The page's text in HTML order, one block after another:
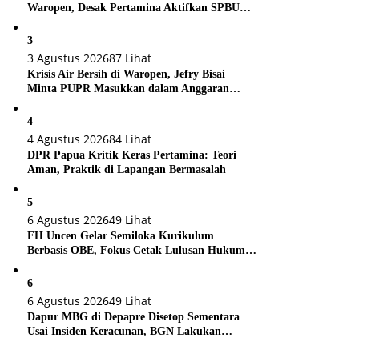
Waropen, Desak Pertamina Aktifkan SPBU
3
3 Agustus 202687 Lihat
Krisis Air Bersih di Waropen, Jefry Bisai
Minta PUPR Masukkan dalam Anggaran
4
4 Agustus 202684 Lihat
DPR Papua Kritik Keras Pertamina: Teori
Aman, Praktik di Lapangan Bermasalah
5
6 Agustus 202649 Lihat
FH Uncen Gelar Semiloka Kurikulum
Berbasis OBE, Fokus Cetak Lulusan Hukum
6
6 Agustus 202649 Lihat
Dapur MBG di Depapre Disetop Sementara
Usai Insiden Keracunan, BGN Lakukan